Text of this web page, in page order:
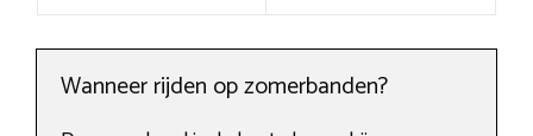
Wanneer rijden op zomerbanden?